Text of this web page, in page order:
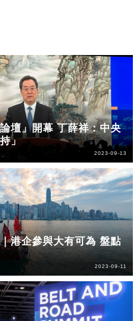
壇」開幕 丁薛祥：中央
」
2023-09-13
港企參與大有可為 盤點
2023-09-11